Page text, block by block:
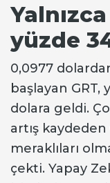
yüzde
0,0977
başlayan GRT,
dolara geldi.
artış kaydeden
meraklıları
çekti. Yapay